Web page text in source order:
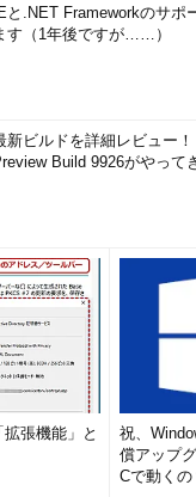
IEと.NET Frameworkのサポ
す（1年後ですが……）
新ビルドを詳細レビュー
Build 9926がやって
張機能」と
祝、
償アップ
Cで動く